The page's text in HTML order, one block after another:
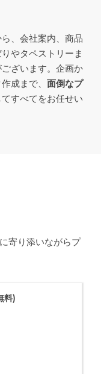
、会社案内、商品
やタペストリーま
ざいます。企画か
成まで、面倒なプ
すべてをお任せい
寄り添いながらプ
料)